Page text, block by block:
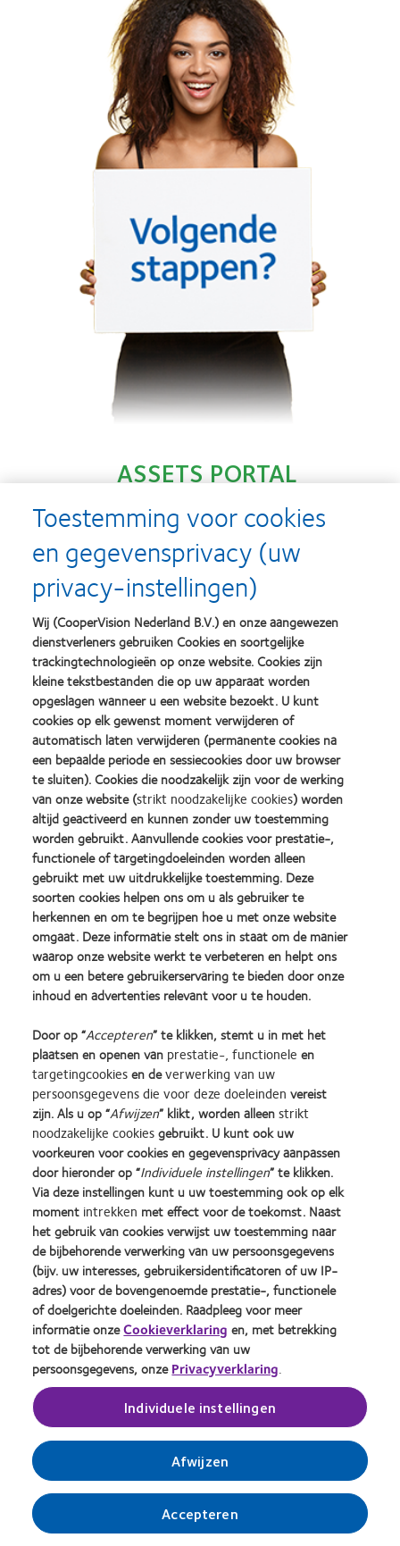
ASSETS PORTAL
materiaal dat u nodig hebt om contactlenzen bij
jongvolwassenen te promoten.
Embrosa - Social Media
Advertsing
Embrosa helpt optiekwinkels om te communiceren
op social media, voornamelijk over de merken die
zij verkopen in de winkel.
Dit doet Embrosa door, op verzoek van merken,
advertentiecampagnes hyperlokaal te publiceren
op pagina's van optiekwinkels.
En Embrosa ondersteunt ook door deelbare social
media berichten beschikbaar te maken in de
Embrosa App. "
Toestemming voor cookies
en gegevensprivacy (uw
privacy-instellingen)
Wij (CooperVision Nederland B.V.) en onze aangewezen
dienstverleners gebruiken Cookies en soortgelijke
trackingtechnologieën op onze website. Cookies zijn
kleine tekstbestanden die op uw apparaat worden
opgeslagen wanneer u een website bezoekt. U kunt
cookies op elk gewenst moment verwijderen of
automatisch laten verwijderen (permanente cookies na
een bepaalde periode en sessiecookies door uw browser
te sluiten). Cookies die noodzakelijk zijn voor de werking
van onze website (strikt noodzakelijke cookies) worden
altijd geactiveerd en kunnen zonder uw toestemming
worden gebruikt. Aanvullende cookies voor prestatie-,
functionele of targetingdoeleinden worden alleen
gebruikt met uw uitdrukkelijke toestemming. Deze
soorten cookies helpen ons om u als gebruiker te
herkennen en om te begrijpen hoe u met onze website
omgaat. Deze informatie stelt ons in staat om de manier
waarop onze website werkt te verbeteren en helpt ons
om u een betere gebruikerservaring te bieden door onze
inhoud en advertenties relevant voor u te houden.
Door op “Accepteren” te klikken, stemt u in met het
plaatsen en openen van prestatie-, functionele en
targetingcookiesen deverwerking van uw
persoonsgegevens die voor deze doeleinden vereist
zijn. Als u op “Afwijzen” klikt, worden alleenstrikt
noodzakelijke cookiesgebruikt. U kunt ook uw
voorkeuren voor cookies en gegevensprivacy aanpassen
door hieronder op “Individuele instellingen” te klikken.
Via deze instellingen kunt u uw toestemming ook op elk
moment intrekken met effect voor de toekomst. Naast
het gebruik van cookies verwijst uw toestemming naar
de bijbehorende verwerking van uw persoonsgegevens
(bijv. uw interesses, gebruikersidentificatoren of uw IP-
adres) voor de bovengenoemde prestatie-, functionele
of doelgerichte doeleinden. Raadpleeg voor meer
informatie onzeCookieverklaring en, met betrekking
tot de bijbehorende verwerking van uw
persoonsgegevens, onzePrivacyverklaring.
Individuele instellingen
Afwijzen
Accepteren